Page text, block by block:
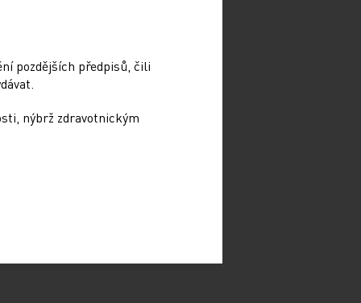
pozdějších předpisů, čili
nýbrž zdravotnickým